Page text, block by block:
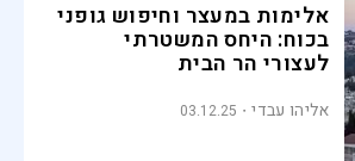
אלימות במעצר וחיפוש גופני
בכוח: היחס המשטרתי
לעצורי הר הבית
אליהו עבדי 03.12.25